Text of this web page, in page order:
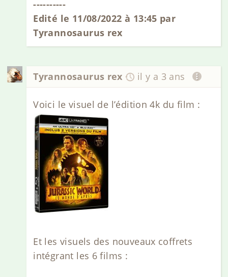
----------
Edité le 11/08/2022 à 13:45 par
Tyrannosaurus rex
Tyrannosaurus rex il y a 3 ans
Voici le visuel de l’édition 4k du film :
Et les visuels des nouveaux coffrets
intégrant les 6 films :